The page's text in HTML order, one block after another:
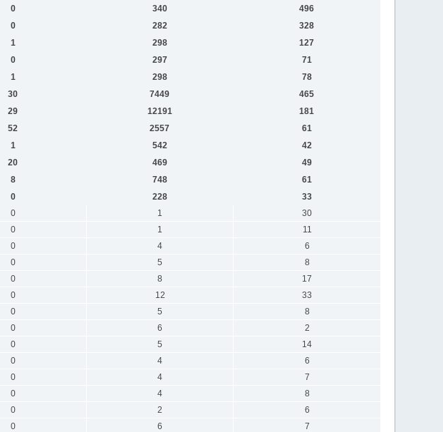
0 340
496
0 282
328
1 298
127
0 297
71
1 298
78
30 7449
465
29 12191
181
52 2557
61
1 542
42
20 469
49
8 748
61
0 228
33
0 1
30
0 1
11
0 4
6
0 5
8
0 8
17
0 12
33
0 5
8
0 6
2
0 5
14
0 4
6
0 4
7
0 4
8
0 2
6
0 6
7